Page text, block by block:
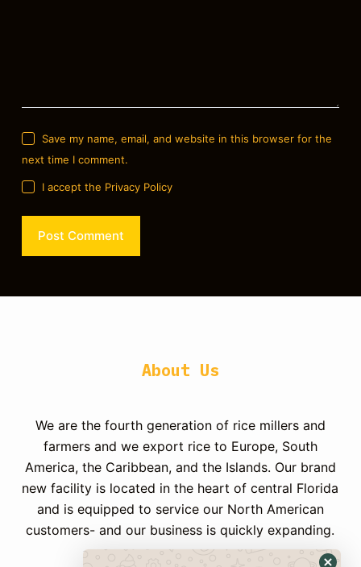
Save my name, email, and website in this browser for the
next time I comment.
I accept the Privacy Policy
Post Comment
About Us
We are the fourth generation of rice millers and
farmers and we export rice to Europe, South
America, the Caribbean, and the Islands. Our brand
new facility is located in the heart of central Florida
and is equipped to service our North American
customers- and our business is quickly expanding.